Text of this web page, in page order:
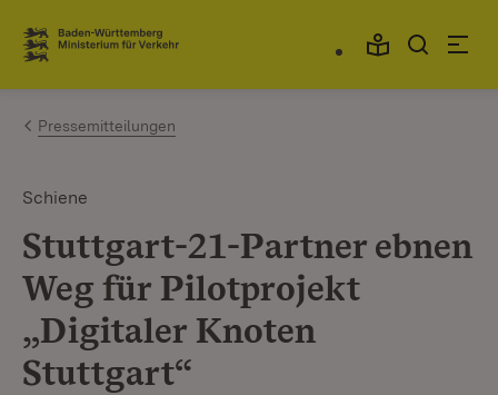
Zum Inhalt springen
Link zur Startseite
Pressemitteilungen
Schiene
Stuttgart-21-Partner ebnen
Weg für Pilotprojekt
„Digitaler Knoten
Stuttgart“